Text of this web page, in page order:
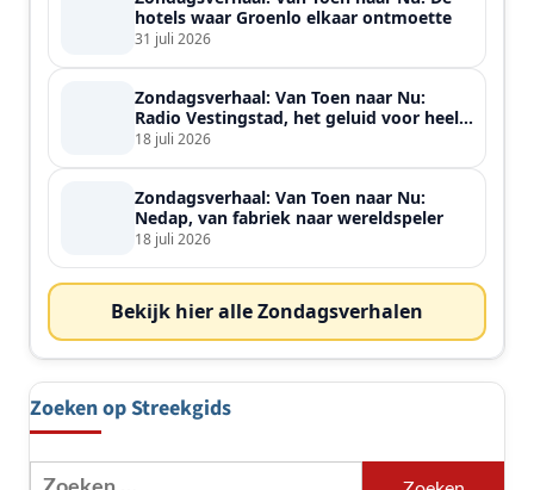
hotels waar Groenlo elkaar ontmoette
31 juli 2026
Zondagsverhaal: Van Toen naar Nu:
Radio Vestingstad, het geluid voor heel
de streek
18 juli 2026
Zondagsverhaal: Van Toen naar Nu:
Nedap, van fabriek naar wereldspeler
18 juli 2026
Bekijk hier alle Zondagsverhalen
Zoeken op Streekgids
Zoeken